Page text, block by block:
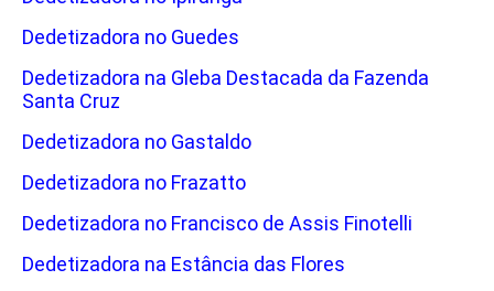
Dedetizadora no Guedes
Dedetizadora na Gleba Destacada da Fazenda
Santa Cruz
Dedetizadora no Gastaldo
Dedetizadora no Frazatto
Dedetizadora no Francisco de Assis Finotelli
Dedetizadora na Estância das Flores